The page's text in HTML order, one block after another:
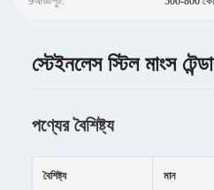
স্টেইনলেস স্টিল মাংস
পণ্যের বৈশিষ্ট্য
বৈশিষ্ট্য মান